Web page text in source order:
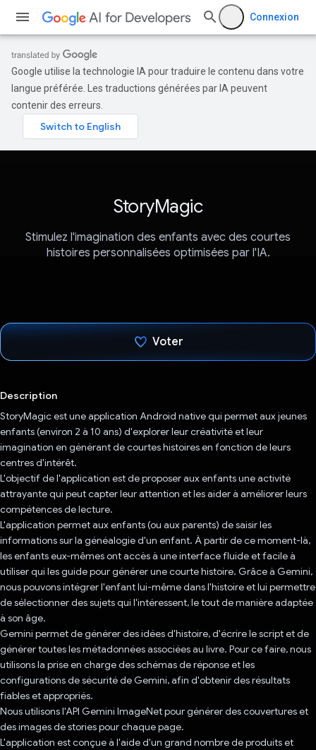
Connexion
Google utilise la technologie IA pour traduire le contenu dans votre
langue préférée. Les traductions générées par IA peuvent
contenir des erreurs.
StoryMagic
Stimulez l'imagination des enfants avec des courtes
histoires personnalisées optimisées par l'IA.
Voter
Description
StoryMagic est une application Android native qui permet aux jeunes
enfants (environ 2 à 10 ans) d'explorer leur créativité et leur
imagination en générant de courtes histoires en fonction de leurs
centres d'intérêt.
L'objectif de l'application est de proposer aux enfants une activité
attrayante qui peut capter leur attention et les aider à améliorer leurs
compétences de lecture.
L'application permet aux enfants (ou aux parents) de saisir les
informations sur la généalogie d'un enfant. À partir de ce moment-là,
les enfants eux-mêmes ont accès à une interface fluide et facile à
utiliser qui les guide pour générer une courte histoire. Grâce à Gemini,
nous pouvons intégrer l'enfant lui-même dans l'histoire et lui permettre
de sélectionner des sujets qui l'intéressent, le tout de manière adaptée
à son âge.
Gemini permet de générer des idées d'histoire, d'écrire le script et de
générer toutes les métadonnées associées au livre. Pour ce faire, nous
utilisons la prise en charge des schémas de réponse et les
configurations de sécurité de Gemini, afin d'obtenir des résultats
fiables et appropriés.
Nous utilisons l'API Gemini ImageNet pour générer des couvertures et
des images de stories pour chaque page.
L'application est conçue à l'aide d'un grand nombre de produits et